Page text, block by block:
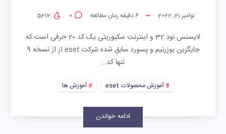
نوامبر 21, 2022 6دقیقه زمان مطالعه 0
لایسنس نود 32 و اینترنت سکیوریتی یک کد 20 حرفی است که
جایگزین یوزرنیم و پسورد سابق شده.شرکت eset از از نسخه 9
تنها کد…
آموزش محصولات eset آموزش ها
ادامه خواندن